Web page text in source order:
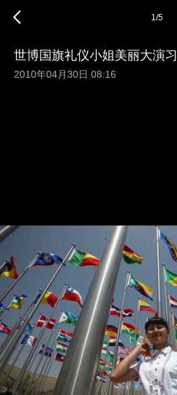
1/5
世博国旗礼仪小姐美丽大演习
2010年04月30日 08:16